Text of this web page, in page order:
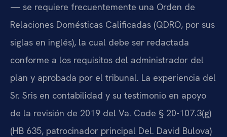
— se requiere frecuentemente una Orden de
Relaciones Domésticas Calificadas (QDRO, por sus
siglas en inglés), la cual debe ser redactada
conforme a los requisitos del administrador del
plan y aprobada por el tribunal. La experiencia del
Sr. Sris en contabilidad y su testimonio en apoyo
de la revisión de 2019 del Va. Code § 20-107.3(g)
(HB 635, patrocinador principal Del. David Bulova)